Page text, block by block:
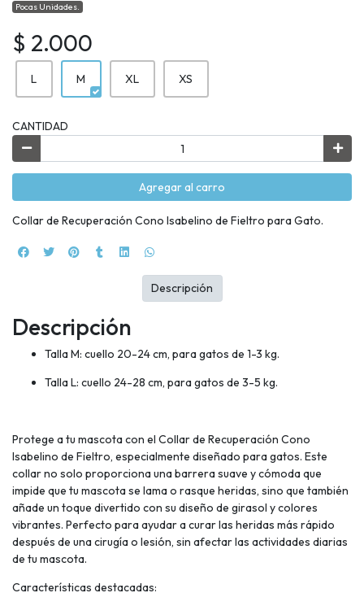
Pocas Unidades.
$ 2.000
L M XL XS
CANTIDAD
Agregar al carro
Collar de Recuperación Cono Isabelino de Fieltro para Gato.
Descripción
Talla M: cuello 20-24 cm, para gatos de 1-3 kg.
Talla L: cuello 24-28 cm, para gatos de 3-5 kg.
Protege a tu mascota con el Collar de Recuperación Cono
Isabelino de Fieltro, especialmente diseñado para gatos. Este
collar no solo proporciona una barrera suave y cómoda que
impide que tu mascota se lama o rasque heridas, sino que también
añade un toque divertido con su diseño de girasol y colores
vibrantes. Perfecto para ayudar a curar las heridas más rápido
después de una cirugía o lesión, sin afectar las actividades diarias
de tu mascota.
Características destacadas:
Descripción